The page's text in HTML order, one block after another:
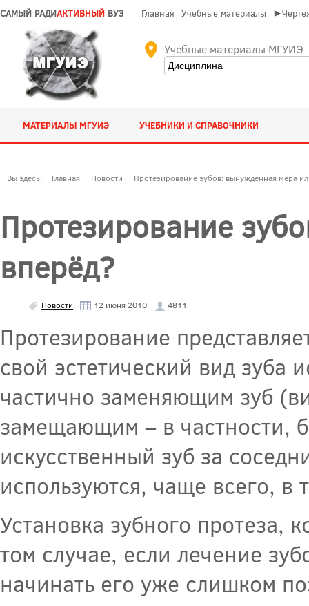
САМЫЙ РАДИАКТИВНЫЙ ВУЗ Главная Учебные материалы
Учебные материалы МГУИЭ
МАТЕРИАЛЫ МГУИЭ УЧЕБНИКИ И СПРАВОЧНИКИ
Вы здесь: Главная Новости Протезирование зубов: вынужденная мера
Протезирование
вперёд?
Новости 12 июня 2010 4811
Протезирование
свой эстетический вид зуба
частично заменяющим зуб
замещающим – в частности,
искусственный зуб за
используются, чаще всего, в
Установка зубного протеза,
том случае, если лечение
начинать его уже слишком